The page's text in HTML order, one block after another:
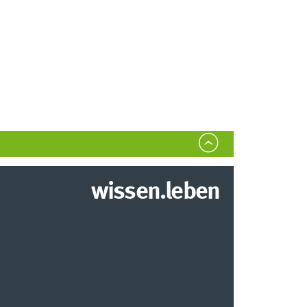
wissen.leben